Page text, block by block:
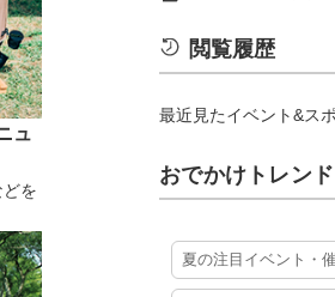
ュ
を
閲覧履歴
最近見たイベント&ス
おでかけトレンド
夏の注目イベント・